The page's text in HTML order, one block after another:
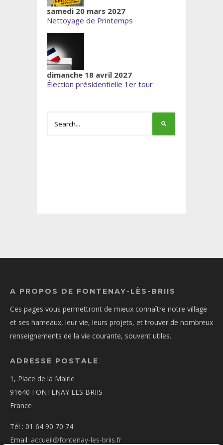
samedi 20 mars 2027
Nettoyage de Printemps
dimanche 18 avril 2027
Élection présidentielle 1er tour
A PROPOS DE FONTENAY-LÈS-BRIIS
Ces pages vous permettront de mieux connaître notre village
et ses hameaux, leur vie, leurs projets, et trouver de nombreux
renseignements de la vie courante, souvent utiles.
ADRESSE POSTALE
1, Place de la Mairie
91640 FONTENAY LES BRIIS
France
Tél : 01 64 90 70 74
Email: accueil@fontenay-les-briis.fr